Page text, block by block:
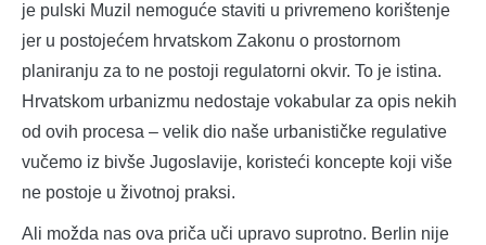
je pulski Muzil nemoguće staviti u privremeno korištenje
jer u postojećem hrvatskom Zakonu o prostornom
planiranju za to ne postoji regulatorni okvir. To je istina.
Hrvatskom urbanizmu nedostaje vokabular za opis nekih
od ovih procesa – velik dio naše urbanističke regulative
vučemo iz bivše Jugoslavije, koristeći koncepte koji više
ne postoje u životnoj praksi.
Ali možda nas ova priča uči upravo suprotno. Berlin nije